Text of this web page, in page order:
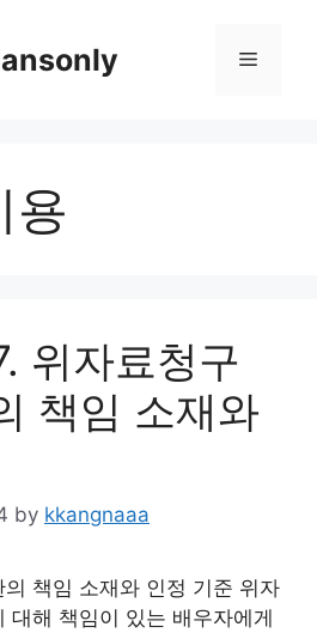
Menu
용
위자료청구
책임 소재와
by kkangnaaa
책임 소재와 인정 기준 위자
대해 책임이 있는 배우자에게